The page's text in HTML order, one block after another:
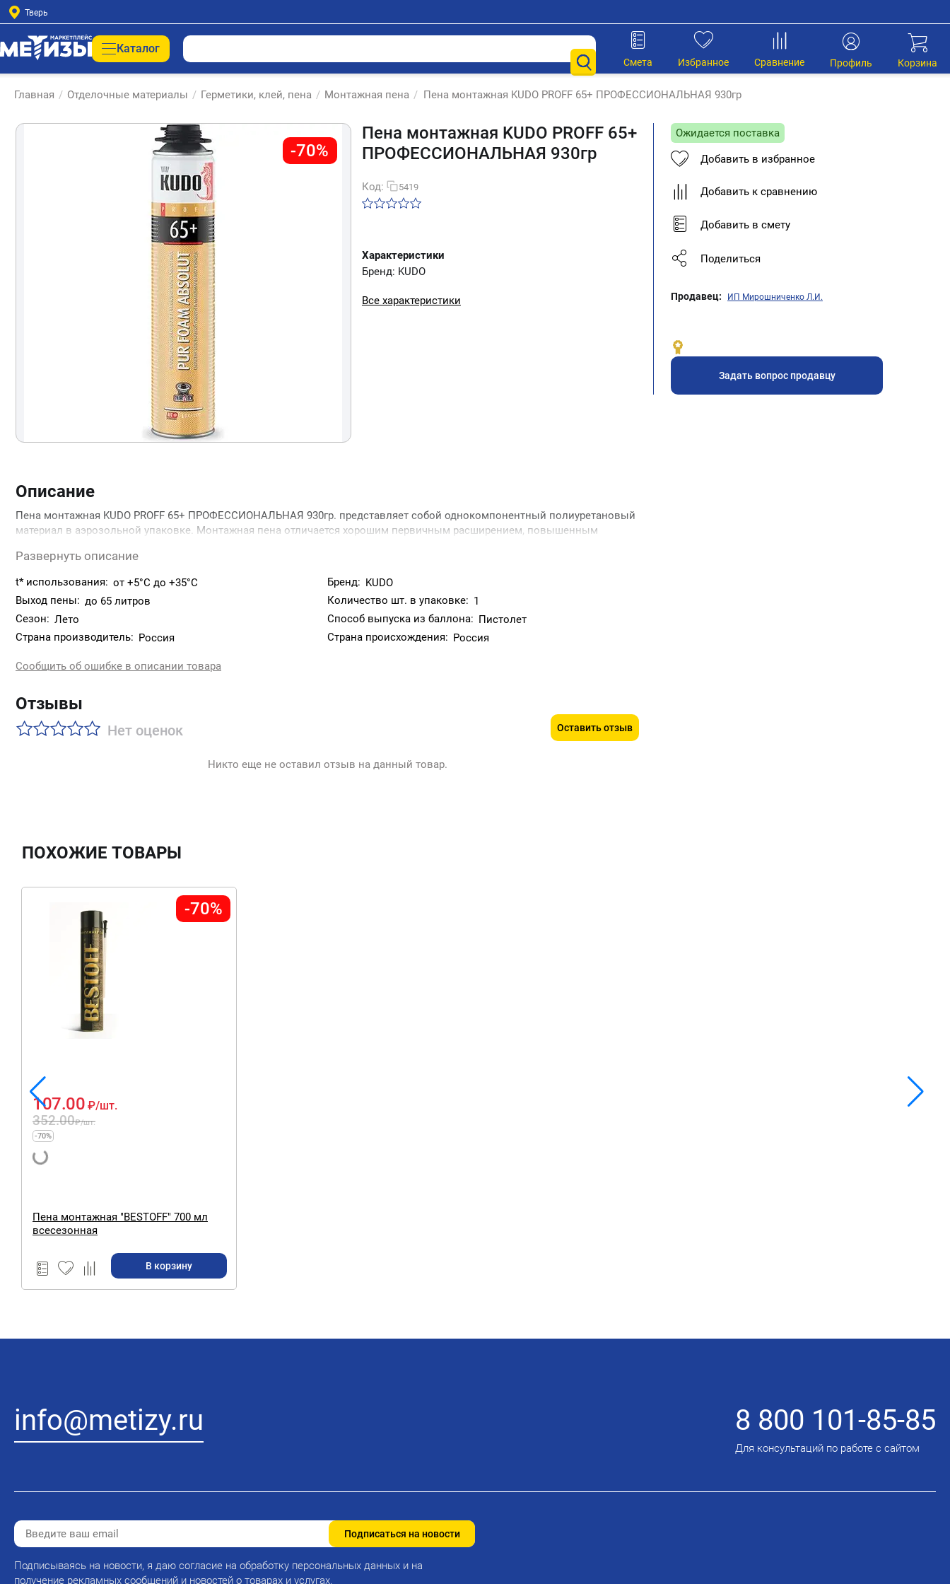
Тверь
Каталог
Корзина
Профиль
Сравнение
Избранное
Смета
Главная / Отделочные материалы / Герметики, клей, пена / Монтажная пена / Пена монтажная KUDO PROFF 65+ ПРОФЕССИОНАЛЬНАЯ 930гр
-70%
Пена монтажная KUDO PROFF 65+
ПРОФЕССИОНАЛЬНАЯ 930гр
Код: 5419
Характеристики
Бренд: KUDO
Все характеристики
Описание
Пена монтажная KUDO PROFF 65+ ПРОФЕССИОНАЛЬНАЯ 930гр. представляет собой однокомпонентный полиуретановый
материал в аэрозольной упаковке. Монтажная пена отличается хорошим первичным расширением, повышенным
фторопласта, силикона и полиэтилена. Монтажная пена имеет специальную формулу, которая обеспечивает
повышенный выход пены.
Развернуть описание
t* использования: от +5°C до +35°C Бренд: KUDO
Выход пены: до 65 литров Количество шт. в упаковке: 1
Сезон: Лето Способ выпуска из баллона: Пистолет
Страна производитель: Россия Страна происхождения: Россия
Сообщить об ошибке в описании товара
Отзывы
Нет оценок Оставить отзыв
Никто еще не оставил отзыв на данный товар.
Ожидается поставка
Добавить в избранное
Добавить к сравнению
Добавить в смету
Поделиться
Продавец: ИП Мирошниченко Л.И.
Задать вопрос продавцу
ПОХОЖИЕ ТОВАРЫ
-70%
352.00₽/шт.
107.00 ₽/шт.
-70%
Пена монтажная "BESTOFF" 700 мл
всесезонная
В корзину
info@metizy.ru 8 800 101-85-85
Для консультаций по работе с сайтом
Подписаться на новости
Подписываясь на новости, я даю согласие на обработку персональных данных и на
получение рекламных сообщений и новостей о товарах и услугах.